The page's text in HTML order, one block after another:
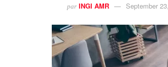
par INGI AMR September